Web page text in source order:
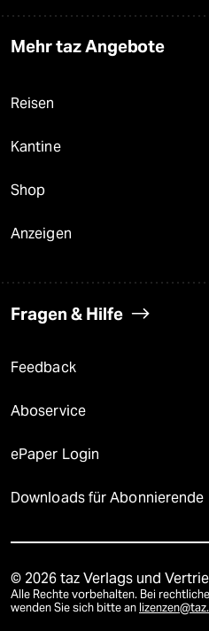
Mehr taz Angebote
Reisen
Kantine
Shop
Anzeigen
Fragen & Hilfe
Feedback
Aboservice
ePaper Login
Downloads für Abonnierende
© 2026 taz Verlags und
Alle Rechte vorbehalten. Bei
wenden Sie sich bitte an